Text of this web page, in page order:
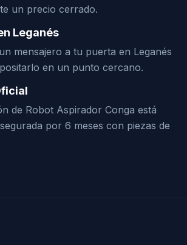
un precio cerrado.
Leganés
mensajero a tu puerta en Leganés
en un punto cercano.
de Robot Aspirador Conga está
por 6 meses con piezas de